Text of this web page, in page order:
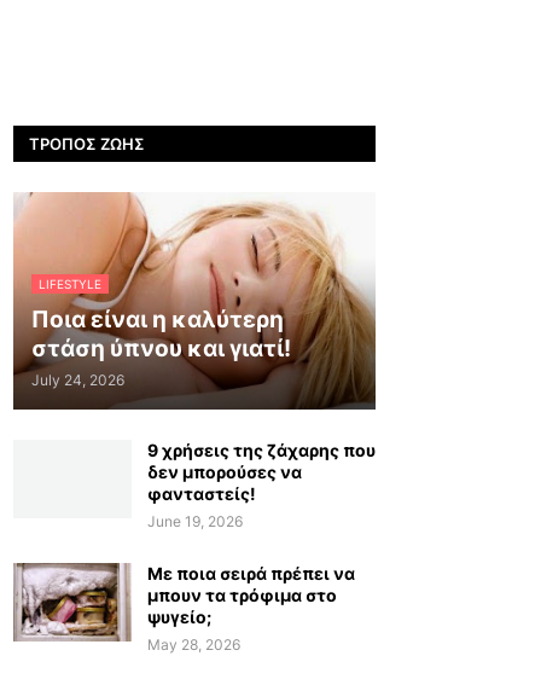
ΤΡΌΠΟΣ ΖΩΉΣ
LIFESTYLE
Ποια είναι η καλύτερη
στάση ύπνου και γιατί!
July 24, 2026
9 χρήσεις της ζάχαρης που
δεν μπορούσες να
φανταστείς!
June 19, 2026
Με ποια σειρά πρέπει να
μπουν τα τρόφιμα στο
ψυγείο;
May 28, 2026